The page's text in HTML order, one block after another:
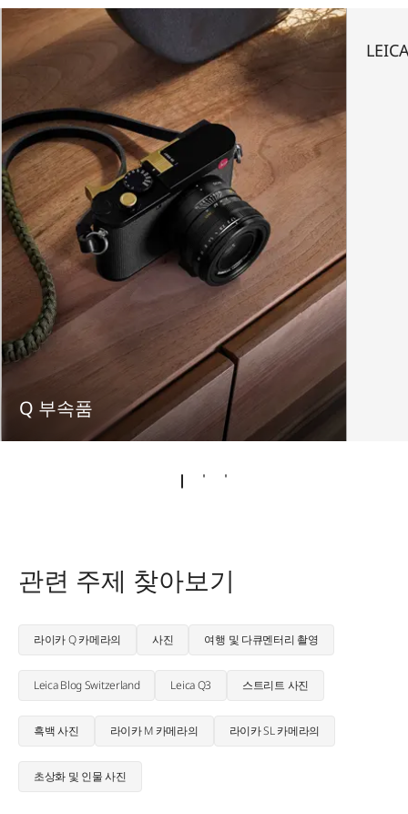
Q 부속품
관련 주제 찾아보기
라이카 Q 카메라의 사진 여행 및 다큐멘터리 촬영
Leica Blog Switzerland Leica Q3 스트리트 사진
흑백 사진 라이카 M 카메라의 라이카 SL 카메라의
초상화 및 인물 사진